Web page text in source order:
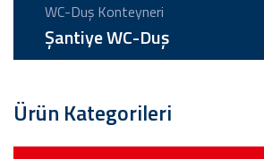
Ürün Kategorileri
WC-Duş Konteyneri
Şantiye WC-Duş